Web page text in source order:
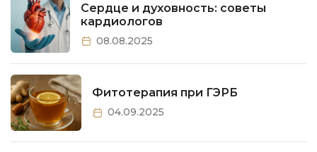
Сердце и духовность: советы
кардиологов
08.08.2025
Фитотерапия при ГЭРБ
04.09.2025